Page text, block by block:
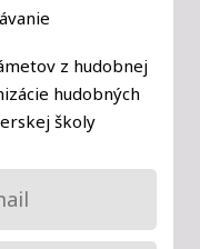
z hudobnej
hudobných
školy